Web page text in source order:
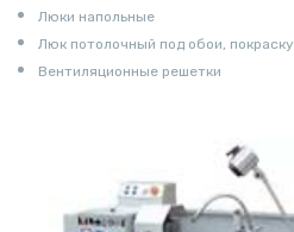
Люки напольные
Люк потолочный под обои, покраску
Вентиляционные решетки